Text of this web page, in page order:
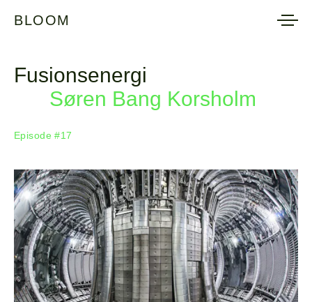
BLOOM
Fusionsenergi
Søren Bang Korsholm
Episode #17